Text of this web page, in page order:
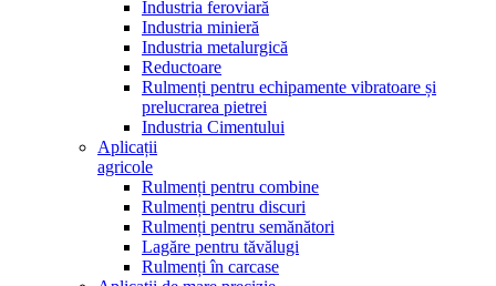
Industria feroviară
Industria minieră
Industria metalurgică
Reductoare
Rulmenți pentru echipamente vibratoare și
prelucrarea pietrei
Industria Cimentului
Aplicații
agricole
Rulmenți pentru combine
Rulmenți pentru discuri
Rulmenți pentru semănători
Lagăre pentru tăvălugi
Rulmenți în carcase